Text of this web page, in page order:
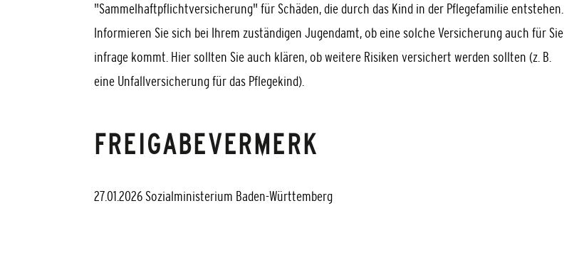
"Sammelhaftpflichtversicherung" für Schäden, die durch das Kind in der Pflegefamilie entstehen.
Informieren Sie sich bei Ihrem zuständigen Jugendamt, ob eine solche Versicherung auch für Sie
infrage kommt. Hier sollten Sie auch klären, ob weitere Risiken versichert werden sollten (z. B.
eine Unfallversicherung für das Pflegekind).
FREIGABEVERMERK
27.01.2026 Sozialministerium Baden-Württemberg